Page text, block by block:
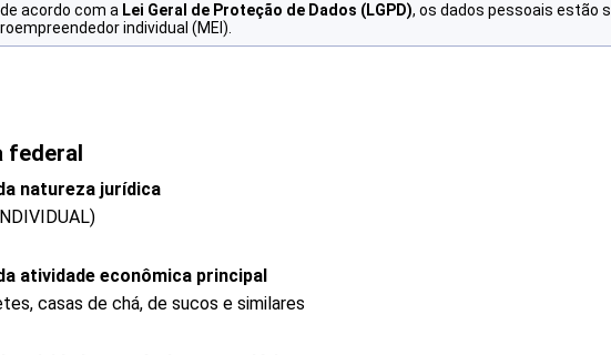
acordo com a Lei Geral de Proteção de Dados (LGPD), os dados pessoais estão
individual (MEI).
federal
natureza jurídica
atividade econômica principal
casas de chá, de sucos e similares